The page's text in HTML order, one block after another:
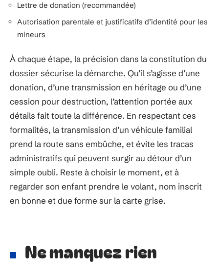
Lettre de donation (recommandée)
Autorisation parentale et justificatifs d’identité pour les
mineurs
À chaque étape, la précision dans la constitution du
dossier sécurise la démarche. Qu’il s’agisse d’une
donation, d’une transmission en héritage ou d’une
cession pour destruction, l’attention portée aux
détails fait toute la différence. En respectant ces
formalités, la transmission d’un véhicule familial
prend la route sans embûche, et évite les tracas
administratifs qui peuvent surgir au détour d’un
simple oubli. Reste à choisir le moment, et à
regarder son enfant prendre le volant, nom inscrit
en bonne et due forme sur la carte grise.
Ne manquez rien